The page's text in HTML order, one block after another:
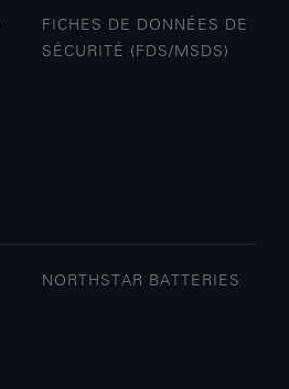
FICHES DE DONNÉES DE
SÉCURITÉ (FDS/MSDS)
NORTHSTAR BATTERIES